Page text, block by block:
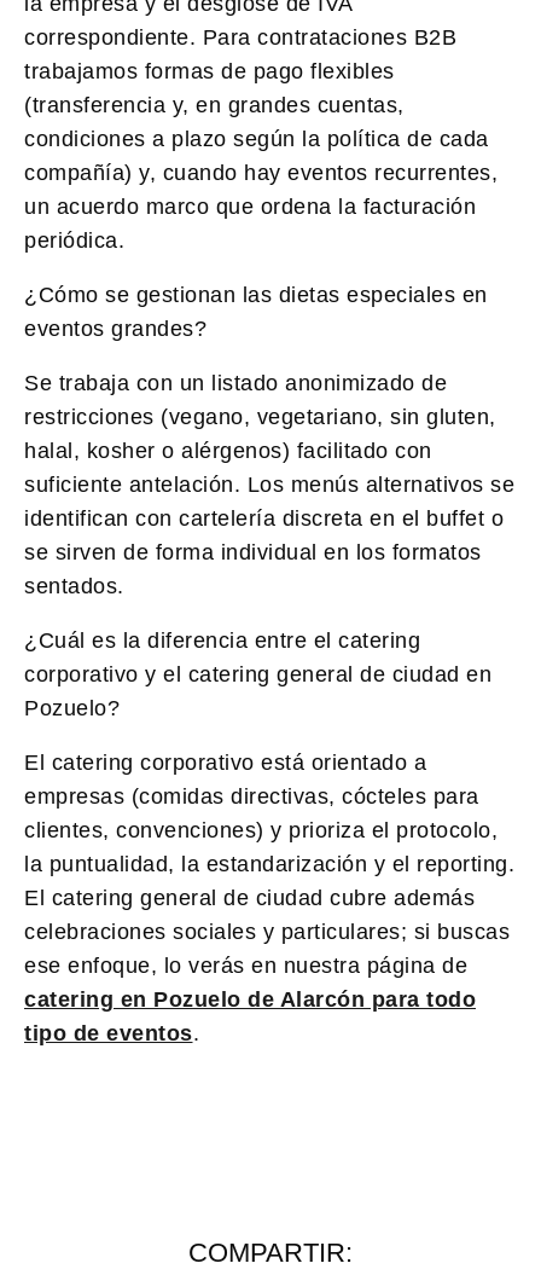
correspondiente. Para contrataciones B2B
trabajamos formas de pago flexibles
(transferencia y, en grandes cuentas,
condiciones a plazo según la política de cada
compañía) y, cuando hay eventos recurrentes,
un acuerdo marco que ordena la facturación
periódica.
¿Cómo se gestionan las dietas especiales en
eventos grandes?
Se trabaja con un listado anonimizado de
restricciones (vegano, vegetariano, sin gluten,
halal, kosher o alérgenos) facilitado con
suficiente antelación. Los menús alternativos se
identifican con cartelería discreta en el buffet o
se sirven de forma individual en los formatos
sentados.
¿Cuál es la diferencia entre el catering
corporativo y el catering general de ciudad en
Pozuelo?
El catering corporativo está orientado a
empresas (comidas directivas, cócteles para
clientes, convenciones) y prioriza el protocolo,
la puntualidad, la estandarización y el reporting.
El catering general de ciudad cubre además
celebraciones sociales y particulares; si buscas
ese enfoque, lo verás en nuestra página de
catering en Pozuelo de Alarcón para todo
tipo de eventos.
COMPARTIR: